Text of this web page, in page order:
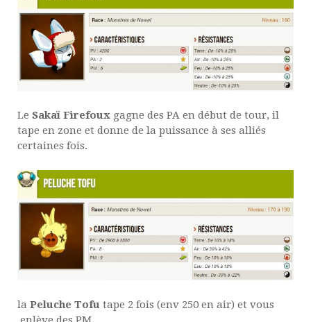
Le Sakaï Firefoux gagne des PA en début de tour, il
tape en zone et donne de la puissance à ses alliés
certaines fois.
la Peluche Tofu tape 2 fois (env 250 en air) et vous